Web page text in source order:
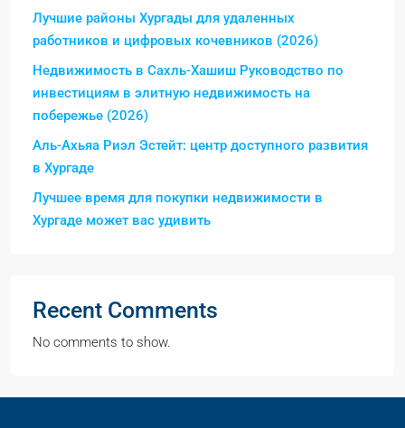
Лучшие районы Хургады для удаленных
работников и цифровых кочевников (2026)
Недвижимость в Сахль-Хашиш Руководство по
инвестициям в элитную недвижимость на
побережье (2026)
Аль-Ахьяа Риэл Эстейт: центр доступного развития
в Хургаде
Лучшее время для покупки недвижимости в
Хургаде может вас удивить
Recent Comments
No comments to show.